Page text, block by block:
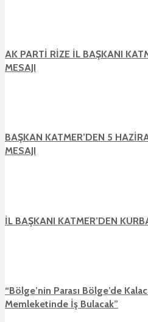
AK PARTİ RİZE İL BAŞKANI
MESAJI
BAŞKAN KATMER’DEN 5
MESAJI
İL BAŞKANI KATMER’DEN
“Bölge’nin Parası Bölge’de
Memleketinde İş Bulacak”